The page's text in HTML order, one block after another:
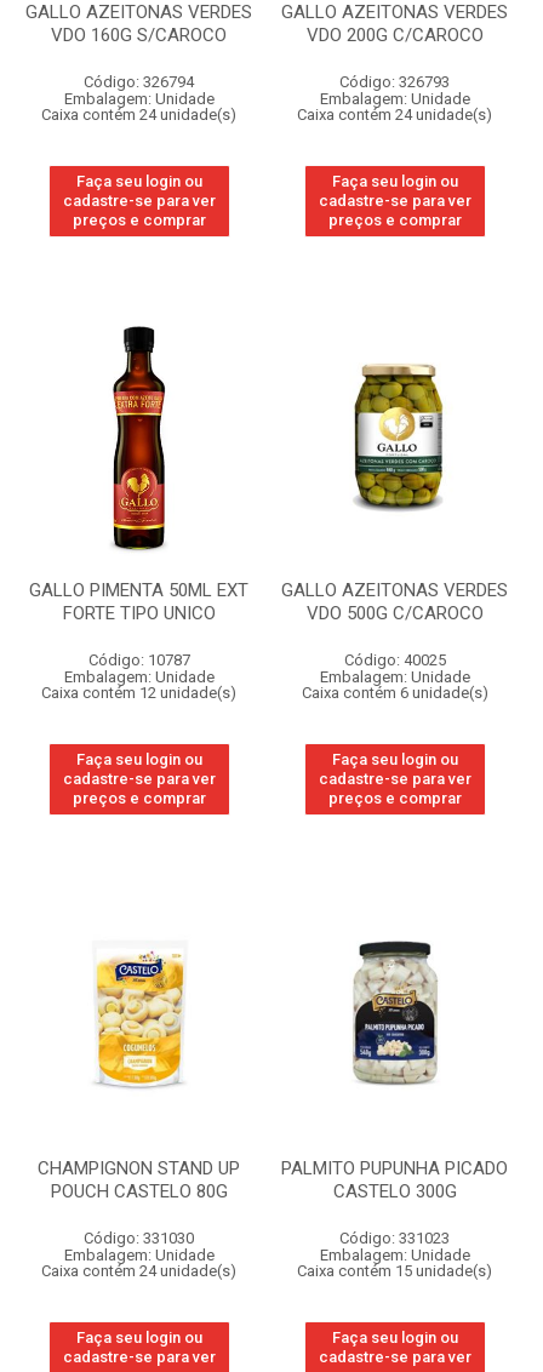
GALLO AZEITONAS VERDES
VDO 160G S/CAROCO
Código: 326794
Embalagem: Unidade
Caixa contém 24 unidade(s)
Faça seu login ou
cadastre-se para ver
preços e comprar
GALLO AZEITONAS VERDES
VDO 200G C/CAROCO
Código: 326793
Embalagem: Unidade
Caixa contém 24 unidade(s)
Faça seu login ou
cadastre-se para ver
preços e comprar
GALLO PIMENTA 50ML EXT
FORTE TIPO UNICO
Código: 10787
Embalagem: Unidade
Caixa contém 12 unidade(s)
Faça seu login ou
cadastre-se para ver
preços e comprar
GALLO AZEITONAS VERDES
VDO 500G C/CAROCO
Código: 40025
Embalagem: Unidade
Caixa contém 6 unidade(s)
Faça seu login ou
cadastre-se para ver
preços e comprar
CHAMPIGNON STAND UP
POUCH CASTELO 80G
Código: 331030
Embalagem: Unidade
Caixa contém 24 unidade(s)
Faça seu login ou
cadastre-se para ver
PALMITO PUPUNHA PICADO
CASTELO 300G
Código: 331023
Embalagem: Unidade
Caixa contém 15 unidade(s)
Faça seu login ou
cadastre-se para ver